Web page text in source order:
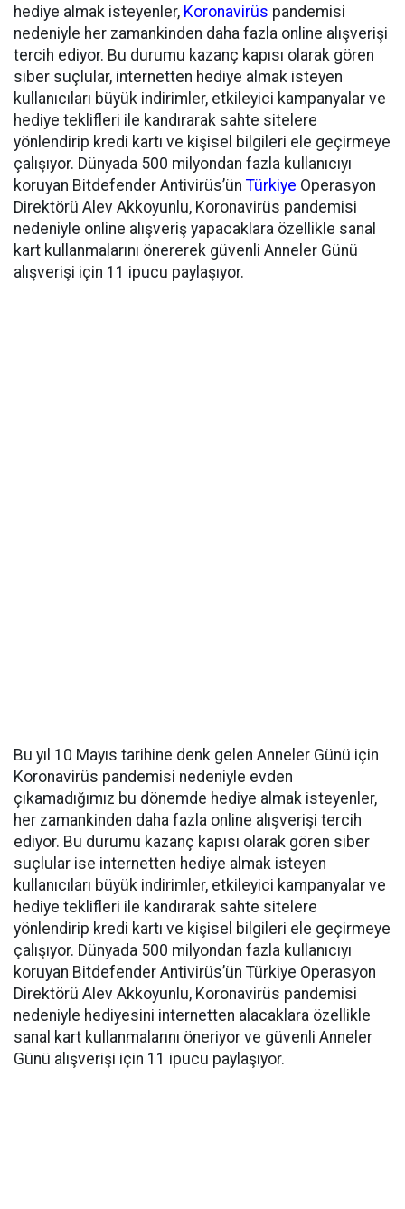
hediye almak isteyenler, Koronavirüs pandemisi
nedeniyle her zamankinden daha fazla online alışverişi
tercih ediyor. Bu durumu kazanç kapısı olarak gören
siber suçlular, internetten hediye almak isteyen
kullanıcıları büyük indirimler, etkileyici kampanyalar ve
hediye teklifleri ile kandırarak sahte sitelere
yönlendirip kredi kartı ve kişisel bilgileri ele geçirmeye
çalışıyor. Dünyada 500 milyondan fazla kullanıcıyı
koruyan Bitdefender Antivirüs’ün Türkiye Operasyon
Direktörü Alev Akkoyunlu, Koronavirüs pandemisi
nedeniyle online alışveriş yapacaklara özellikle sanal
kart kullanmalarını önererek güvenli Anneler Günü
alışverişi için 11 ipucu paylaşıyor.
Bu yıl 10 Mayıs tarihine denk gelen Anneler Günü için
Koronavirüs pandemisi nedeniyle evden
çıkamadığımız bu dönemde hediye almak isteyenler,
her zamankinden daha fazla online alışverişi tercih
ediyor. Bu durumu kazanç kapısı olarak gören siber
suçlular ise internetten hediye almak isteyen
kullanıcıları büyük indirimler, etkileyici kampanyalar ve
hediye teklifleri ile kandırarak sahte sitelere
yönlendirip kredi kartı ve kişisel bilgileri ele geçirmeye
çalışıyor. Dünyada 500 milyondan fazla kullanıcıyı
koruyan Bitdefender Antivirüs’ün Türkiye Operasyon
Direktörü Alev Akkoyunlu, Koronavirüs pandemisi
nedeniyle hediyesini internetten alacaklara özellikle
sanal kart kullanmalarını öneriyor ve güvenli Anneler
Günü alışverişi için 11 ipucu paylaşıyor.